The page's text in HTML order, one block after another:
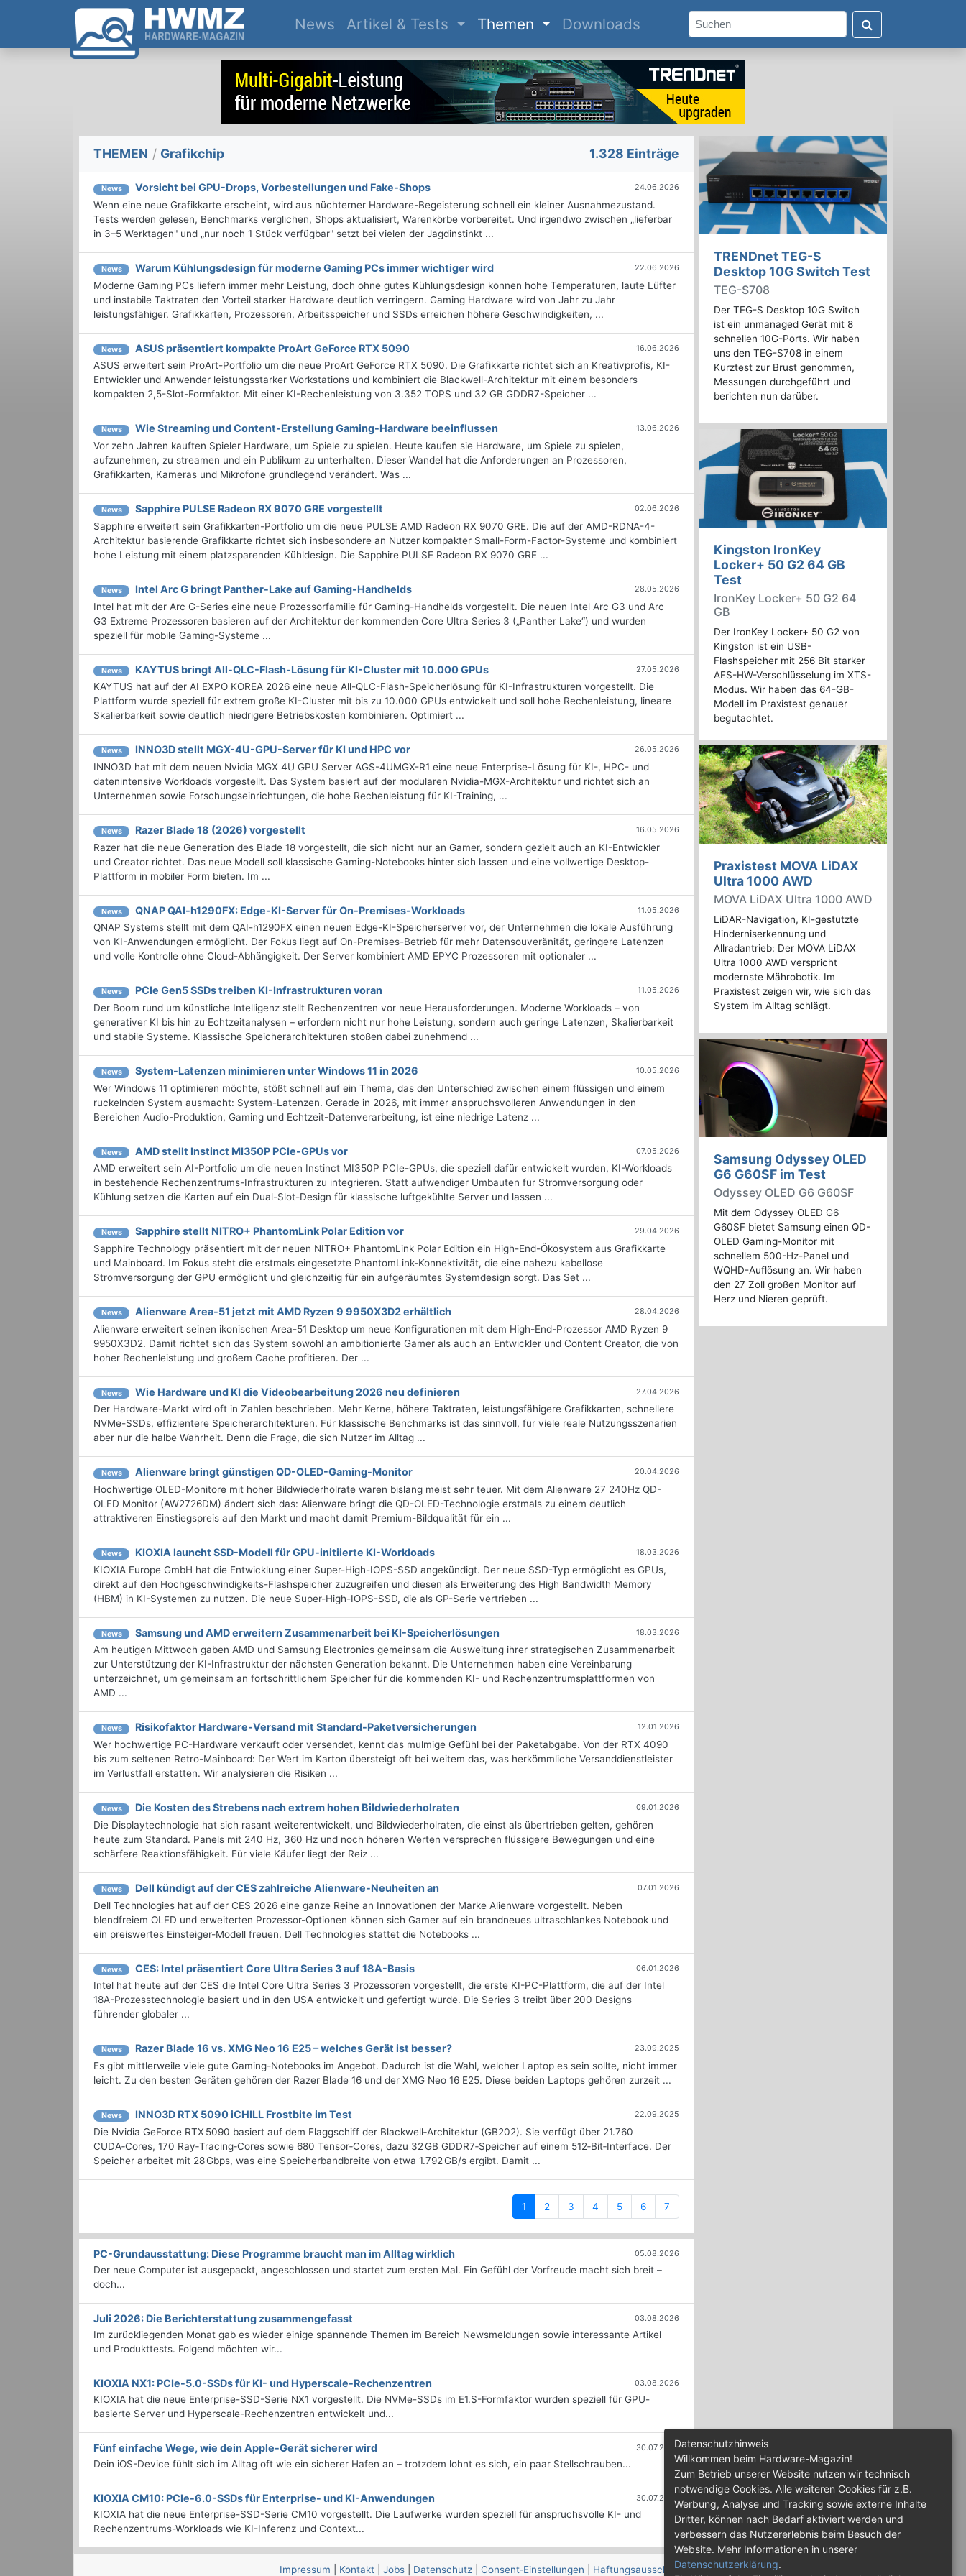
News(current)
Artikel & Tests Themen Downloads
THEMEN / Grafikchip 1.328 Einträge
News Vorsicht bei GPU-Drops, Vorbestellungen und Fake-Shops 24.06.2026
Wenn eine neue Grafikkarte erscheint, wird aus nüchterner Hardware-Begeisterung schnell ein kleiner Ausnahmezustand.
Tests werden gelesen, Benchmarks verglichen, Shops aktualisiert, Warenkörbe vorbereitet. Und irgendwo zwischen „lieferbar
in 3–5 Werktagen" und „nur noch 1 Stück verfügbar" setzt bei vielen der Jagdinstinkt ...
News Warum Kühlungsdesign für moderne Gaming PCs immer wichtiger wird 22.06.2026
Moderne Gaming PCs liefern immer mehr Leistung, doch ohne gutes Kühlungsdesign können hohe Temperaturen, laute Lüfter
und instabile Taktraten den Vorteil starker Hardware deutlich verringern. Gaming Hardware wird von Jahr zu Jahr
leistungsfähiger. Grafikkarten, Prozessoren, Arbeitsspeicher und SSDs erreichen höhere Geschwindigkeiten, ...
News ASUS präsentiert kompakte ProArt GeForce RTX 5090 16.06.2026
ASUS erweitert sein ProArt-Portfolio um die neue ProArt GeForce RTX 5090. Die Grafikkarte richtet sich an Kreativprofis, KI-
Entwickler und Anwender leistungsstarker Workstations und kombiniert die Blackwell-Architektur mit einem besonders
kompakten 2,5-Slot-Formfaktor. Mit einer KI-Rechenleistung von 3.352 TOPS und 32 GB GDDR7-Speicher ...
News Wie Streaming und Content-Erstellung Gaming-Hardware beeinflussen 13.06.2026
Vor zehn Jahren kauften Spieler Hardware, um Spiele zu spielen. Heute kaufen sie Hardware, um Spiele zu spielen,
aufzunehmen, zu streamen und ein Publikum zu unterhalten. Dieser Wandel hat die Anforderungen an Prozessoren,
Grafikkarten, Kameras und Mikrofone grundlegend verändert. Was ...
News Sapphire PULSE Radeon RX 9070 GRE vorgestellt 02.06.2026
Sapphire erweitert sein Grafikkarten-Portfolio um die neue PULSE AMD Radeon RX 9070 GRE. Die auf der AMD-RDNA-4-
Architektur basierende Grafikkarte richtet sich insbesondere an Nutzer kompakter Small-Form-Factor-Systeme und kombiniert
hohe Leistung mit einem platzsparenden Kühldesign. Die Sapphire PULSE Radeon RX 9070 GRE ...
News Intel Arc G bringt Panther-Lake auf Gaming-Handhelds 28.05.2026
Intel hat mit der Arc G-Series eine neue Prozessorfamilie für Gaming-Handhelds vorgestellt. Die neuen Intel Arc G3 und Arc
G3 Extreme Prozessoren basieren auf der Architektur der kommenden Core Ultra Series 3 („Panther Lake“) und wurden
speziell für mobile Gaming-Systeme ...
News KAYTUS bringt All-QLC-Flash-Lösung für KI-Cluster mit 10.000 GPUs 27.05.2026
KAYTUS hat auf der AI EXPO KOREA 2026 eine neue All-QLC-Flash-Speicherlösung für KI-Infrastrukturen vorgestellt. Die
Plattform wurde speziell für extrem große KI-Cluster mit bis zu 10.000 GPUs entwickelt und soll hohe Rechenleistung, lineare
Skalierbarkeit sowie deutlich niedrigere Betriebskosten kombinieren. Optimiert ...
News INNO3D stellt MGX-4U-GPU-Server für KI und HPC vor 26.05.2026
INNO3D hat mit dem neuen Nvidia MGX 4U GPU Server AGS-4UMGX-R1 eine neue Enterprise-Lösung für KI-, HPC- und
datenintensive Workloads vorgestellt. Das System basiert auf der modularen Nvidia-MGX-Architektur und richtet sich an
Unternehmen sowie Forschungseinrichtungen, die hohe Rechenleistung für KI-Training, ...
News Razer Blade 18 (2026) vorgestellt 16.05.2026
Razer hat die neue Generation des Blade 18 vorgestellt, die sich nicht nur an Gamer, sondern gezielt auch an KI-Entwickler
und Creator richtet. Das neue Modell soll klassische Gaming-Notebooks hinter sich lassen und eine vollwertige Desktop-
Plattform in mobiler Form bieten. Im ...
News QNAP QAI-h1290FX: Edge-KI-Server für On-Premises-Workloads 11.05.2026
QNAP Systems stellt mit dem QAI-h1290FX einen neuen Edge-KI-Speicherserver vor, der Unternehmen die lokale Ausführung
von KI-Anwendungen ermöglicht. Der Fokus liegt auf On-Premises-Betrieb für mehr Datensouveränität, geringere Latenzen
und volle Kontrolle ohne Cloud-Abhängigkeit. Der Server kombiniert AMD EPYC Prozessoren mit optionaler ...
News PCIe Gen5 SSDs treiben KI-Infrastrukturen voran 11.05.2026
Der Boom rund um künstliche Intelligenz stellt Rechenzentren vor neue Herausforderungen. Moderne Workloads – von
generativer KI bis hin zu Echtzeitanalysen – erfordern nicht nur hohe Leistung, sondern auch geringe Latenzen, Skalierbarkeit
und stabile Systeme. Klassische Speicherarchitekturen stoßen dabei zunehmend ...
News System-Latenzen minimieren unter Windows 11 in 2026 10.05.2026
Wer Windows 11 optimieren möchte, stößt schnell auf ein Thema, das den Unterschied zwischen einem flüssigen und einem
ruckelnden System ausmacht: System-Latenzen. Gerade in 2026, mit immer anspruchsvolleren Anwendungen in den
Bereichen Audio-Produktion, Gaming und Echtzeit-Datenverarbeitung, ist eine niedrige Latenz ...
News AMD stellt Instinct MI350P PCIe-GPUs vor 07.05.2026
AMD erweitert sein AI-Portfolio um die neuen Instinct MI350P PCIe-GPUs, die speziell dafür entwickelt wurden, KI-Workloads
in bestehende Rechenzentrums-Infrastrukturen zu integrieren. Statt aufwendiger Umbauten für Stromversorgung oder
Kühlung setzen die Karten auf ein Dual-Slot-Design für klassische luftgekühlte Server und lassen ...
News Sapphire stellt NITRO+ PhantomLink Polar Edition vor 29.04.2026
Sapphire Technology präsentiert mit der neuen NITRO+ PhantomLink Polar Edition ein High-End-Ökosystem aus Grafikkarte
und Mainboard. Im Fokus steht die erstmals eingesetzte PhantomLink-Konnektivität, die eine nahezu kabellose
Stromversorgung der GPU ermöglicht und gleichzeitig für ein aufgeräumtes Systemdesign sorgt. Das Set ...
News Alienware Area-51 jetzt mit AMD Ryzen 9 9950X3D2 erhältlich 28.04.2026
Alienware erweitert seinen ikonischen Area-51 Desktop um neue Konfigurationen mit dem High-End-Prozessor AMD Ryzen 9
9950X3D2. Damit richtet sich das System sowohl an ambitionierte Gamer als auch an Entwickler und Content Creator, die von
hoher Rechenleistung und großem Cache profitieren. Der ...
News Wie Hardware und KI die Videobearbeitung 2026 neu definieren 27.04.2026
Der Hardware-Markt wird oft in Zahlen beschrieben. Mehr Kerne, höhere Taktraten, leistungsfähigere Grafikkarten, schnellere
NVMe-SSDs, effizientere Speicherarchitekturen. Für klassische Benchmarks ist das sinnvoll, für viele reale Nutzungsszenarien
aber nur die halbe Wahrheit. Denn die Frage, die sich Nutzer im Alltag ...
News Alienware bringt günstigen QD-OLED-Gaming-Monitor 20.04.2026
Hochwertige OLED-Monitore mit hoher Bildwiederholrate waren bislang meist sehr teuer. Mit dem Alienware 27 240Hz QD-
OLED Monitor (AW2726DM) ändert sich das: Alienware bringt die QD-OLED-Technologie erstmals zu einem deutlich
attraktiveren Einstiegspreis auf den Markt und macht damit Premium-Bildqualität für ein ...
News KIOXIA launcht SSD-Modell für GPU-initiierte KI-Workloads 18.03.2026
KIOXIA Europe GmbH hat die Entwicklung einer Super-High-IOPS-SSD angekündigt. Der neue SSD-Typ ermöglicht es GPUs,
direkt auf den Hochgeschwindigkeits-Flashspeicher zuzugreifen und diesen als Erweiterung des High Bandwidth Memory
(HBM) in KI-Systemen zu nutzen. Die neue Super-High-IOPS-SSD, die als GP-Serie vertrieben ...
News Samsung und AMD erweitern Zusammenarbeit bei KI-Speicherlösungen 18.03.2026
Am heutigen Mittwoch gaben AMD und Samsung Electronics gemeinsam die Ausweitung ihrer strategischen Zusammenarbeit
zur Unterstützung der KI-Infrastruktur der nächsten Generation bekannt. Die Unternehmen haben eine Vereinbarung
unterzeichnet, um gemeinsam an fortschrittlichem Speicher für die kommenden KI- und Rechenzentrumsplattformen von
AMD ...
News Risikofaktor Hardware-Versand mit Standard-Paketversicherungen 12.01.2026
Wer hochwertige PC-Hardware verkauft oder versendet, kennt das mulmige Gefühl bei der Paketabgabe. Von der RTX 4090
bis zum seltenen Retro-Mainboard: Der Wert im Karton übersteigt oft bei weitem das, was herkömmliche Versanddienstleister
im Verlustfall erstatten. Wir analysieren die Risiken ...
News Die Kosten des Strebens nach extrem hohen Bildwiederholraten 09.01.2026
Die Displaytechnologie hat sich rasant weiterentwickelt, und Bildwiederholraten, die einst als übertrieben gelten, gehören
heute zum Standard. Panels mit 240 Hz, 360 Hz und noch höheren Werten versprechen flüssigere Bewegungen und eine
schärfere Reaktionsfähigkeit. Für viele Käufer liegt der Reiz ...
News Dell kündigt auf der CES zahlreiche Alienware-Neuheiten an 07.01.2026
Dell Technologies hat auf der CES 2026 eine ganze Reihe an Innovationen der Marke Alienware vorgestellt. Neben
blendfreiem OLED und erweiterten Prozessor-Optionen können sich Gamer auf ein brandneues ultraschlankes Notebook und
ein preiswertes Einsteiger-Modell freuen. Dell Technologies stattet die Notebooks ...
News CES: Intel präsentiert Core Ultra Series 3 auf 18A-Basis 06.01.2026
Intel hat heute auf der CES die Intel Core Ultra Series 3 Prozessoren vorgestellt, die erste KI-PC-Plattform, die auf der Intel
18A-Prozesstechnologie basiert und in den USA entwickelt und gefertigt wurde. Die Series 3 treibt über 200 Designs
führender globaler ...
News Razer Blade 16 vs. XMG Neo 16 E25 – welches Gerät ist besser? 23.09.2025
Es gibt mittlerweile viele gute Gaming-Notebooks im Angebot. Dadurch ist die Wahl, welcher Laptop es sein sollte, nicht immer
leicht. Zu den besten Geräten gehören der Razer Blade 16 und der XMG Neo 16 E25. Diese beiden Laptops gehören zurzeit ...
News INNO3D RTX 5090 iCHILL Frostbite im Test 22.09.2025
Die Nvidia GeForce RTX 5090 basiert auf dem Flaggschiff der Blackwell‑Architektur (GB202). Sie verfügt über 21.760
CUDA‑Cores, 170 Ray‑Tracing‑Cores sowie 680 Tensor‑Cores, dazu 32 GB GDDR7‑Speicher auf einem 512‑Bit‑Interface. Der
Speicher arbeitet mit 28 Gbps, was eine Speicherbandbreite von etwa 1.792 GB/s ergibt. Damit ...
1 (current)
2 3 4 5 6 7
PC-Grundausstattung: Diese Programme braucht man im Alltag wirklich 05.08.2026
Der neue Computer ist ausgepackt, angeschlossen und startet zum ersten Mal. Ein Gefühl der Vorfreude macht sich breit –
doch...
Juli 2026: Die Bericht­erstattung zusammengefasst 03.08.2026
Im zurückliegenden Monat gab es wieder einige spannende Themen im Bereich Newsmeldungen sowie interessante Artikel
und Produkttests. Folgend möchten wir...
KIOXIA NX1: PCIe-5.0-SSDs für KI- und Hyperscale-Rechenzentren 03.08.2026
KIOXIA hat die neue Enterprise-SSD-Serie NX1 vorgestellt. Die NVMe-SSDs im E1.S-Formfaktor wurden speziell für GPU-
basierte Server und Hyperscale-Rechenzentren entwickelt und...
Fünf einfache Wege, wie dein Apple-Gerät sicherer wird 30.07.2026
Dein iOS-Device fühlt sich im Alltag oft wie ein sicherer Hafen an – trotzdem lohnt es sich, ein paar Stellschrauben...
KIOXIA CM10: PCIe-6.0-SSDs für Enterprise- und KI-Anwendungen 30.07.2026
KIOXIA hat die neue Enterprise-SSD-Serie CM10 vorgestellt. Die Laufwerke wurden speziell für anspruchsvolle KI- und
Rechenzentrums-Workloads wie KI-Inferenz und Context...
TRENDnet TEG-S
Desktop 10G Switch Test
TEG-S708
Der TEG-S Desktop 10G Switch
ist ein unmanaged Gerät mit 8
schnellen 10G-Ports. Wir haben
uns den TEG-S708 in einem
Kurztest zur Brust genommen,
Messungen durchgeführt und
berichten nun darüber.
Kingston IronKey
Locker+ 50 G2 64 GB
Test
IronKey Locker+ 50 G2 64
GB
Der IronKey Locker+ 50 G2 von
Kingston ist ein USB-
Flashspeicher mit 256 Bit starker
AES-HW-Verschlüsselung im XTS-
Modus. Wir haben das 64-GB-
Modell im Praxistest genauer
begutachtet.
Praxistest MOVA LiDAX
Ultra 1000 AWD
MOVA LiDAX Ultra 1000 AWD
LiDAR-Navigation, KI-gestützte
Hinderniserkennung und
Allradantrieb: Der MOVA LiDAX
Ultra 1000 AWD verspricht
modernste Mährobotik. Im
Praxistest zeigen wir, wie sich das
System im Alltag schlägt.
Samsung Odyssey OLED
G6 G60SF im Test
Odyssey OLED G6 G60SF
Mit dem Odyssey OLED G6
G60SF bietet Samsung einen QD-
OLED Gaming-Monitor mit
schnellem 500-Hz-Panel und
WQHD-Auflösung an. Wir haben
den 27 Zoll großen Monitor auf
Herz und Nieren geprüft.
Impressum Kontakt Jobs Datenschutz Consent‑Einstellungen Haftungsausschluss
Datenschutzhinweis
Willkommen beim Hardware-Magazin!
Zum Betrieb unserer Website nutzen wir technisch
notwendige Cookies. Alle weiteren Cookies für z.B.
Werbung, Analyse und Tracking sowie externe Inhalte
Dritter, können nach Bedarf aktiviert werden und
verbessern das Nutzererlebnis beim Besuch der
Website. Mehr Informationen in unserer
Datenschutzerklärung.